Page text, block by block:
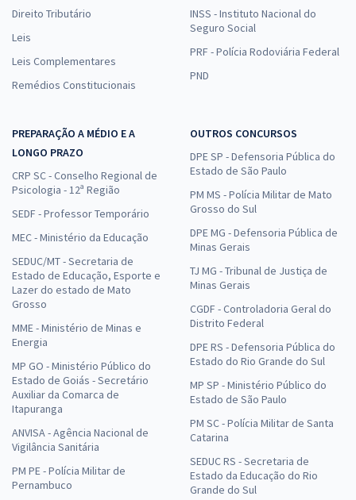
Direito Tributário
Leis
Leis Complementares
Remédios Constitucionais
INSS - Instituto Nacional do
Seguro Social
PRF - Polícia Rodoviária Federal
PND
PREPARAÇÃO A MÉDIO E A
LONGO PRAZO
CRP SC - Conselho Regional de
Psicologia - 12ª Região
SEDF - Professor Temporário
MEC - Ministério da Educação
SEDUC/MT - Secretaria de
Estado de Educação, Esporte e
Lazer do estado de Mato
Grosso
MME - Ministério de Minas e
Energia
MP GO - Ministério Público do
Estado de Goiás - Secretário
Auxiliar da Comarca de
Itapuranga
ANVISA - Agência Nacional de
Vigilância Sanitária
PM PE - Polícia Militar de
Pernambuco
OUTROS CONCURSOS
DPE SP - Defensoria Pública do
Estado de São Paulo
PM MS - Polícia Militar de Mato
Grosso do Sul
DPE MG - Defensoria Pública de
Minas Gerais
TJ MG - Tribunal de Justiça de
Minas Gerais
CGDF - Controladoria Geral do
Distrito Federal
DPE RS - Defensoria Pública do
Estado do Rio Grande do Sul
MP SP - Ministério Público do
Estado de São Paulo
PM SC - Polícia Militar de Santa
Catarina
SEDUC RS - Secretaria de
Estado da Educação do Rio
Grande do Sul